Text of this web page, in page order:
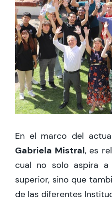
En el marco del
Gabriela Mistral, es
cual no solo aspira a
superior, sino que
de las diferentes